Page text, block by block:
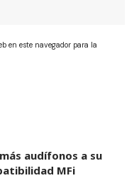
en este navegador para la
audífonos a su
MFi